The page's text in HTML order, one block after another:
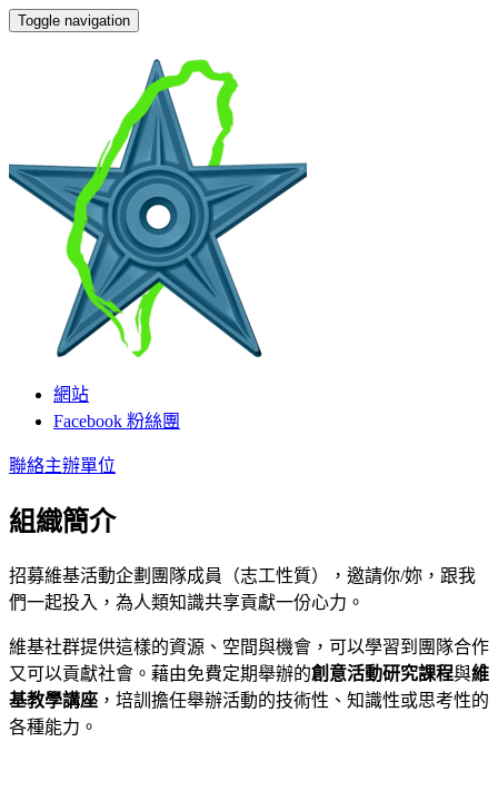
Toggle navigation
網站
Facebook 粉絲團
聯絡主辦單位
組織簡介
招募維基活動企劃團隊成員（志工性質），邀請你/妳，跟我
們一起投入，為人類知識共享貢獻一份心力。
維基社群提供這樣的資源、空間與機會，可以學習到團隊合作
又可以貢獻社會。藉由免費定期舉辦的創意活動研究課程與維
基教學講座 ，培訓擔任舉辦活動的技術性、知識性或思考性的
各種能力。